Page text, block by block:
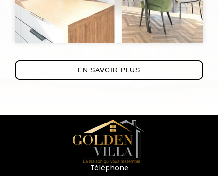
EN SAVOIR PLUS
Téléphone